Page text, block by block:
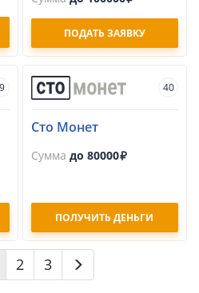
ПОДАТЬ ЗАЯВКУ
40
Сто Монет
Сумма до 80000
ПОЛУЧИТЬ ДЕНЬГИ
2 3